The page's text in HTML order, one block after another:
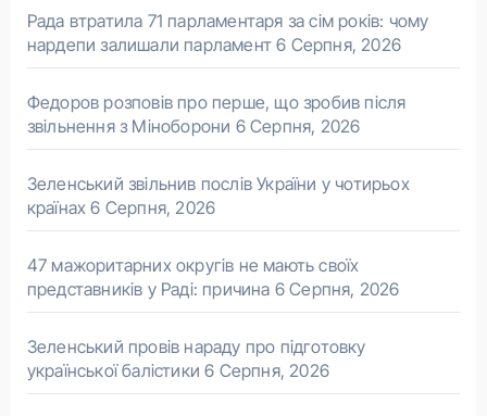
Рада втратила 71 парламентаря за сім років: чому
нардепи залишали парламент 6 Серпня, 2026
Федоров розповів про перше, що зробив після
звільнення з Міноборони 6 Серпня, 2026
Зеленський звільнив послів України у чотирьох
країнах 6 Серпня, 2026
47 мажоритарних округів не мають своїх
представників у Раді: причина 6 Серпня, 2026
Зеленський провів нараду про підготовку
української балістики 6 Серпня, 2026